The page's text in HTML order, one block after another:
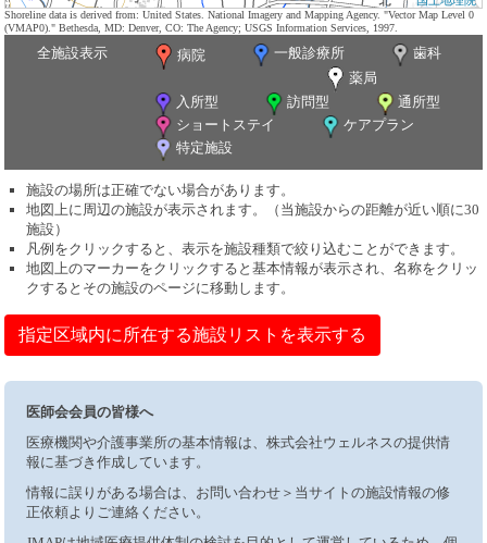
Shoreline data is derived from: United States. National Imagery and Mapping Agency. "Vector Map Level 0
(VMAP0)." Bethesda, MD: Denver, CO: The Agency; USGS Information Services, 1997.
全施設表示 病院 一般診療所
歯科
薬局
入所型
訪問型
通所型
ショートステイ
ケアプラン
特定施設
施設の場所は正確でない場合があります。
地図上に周辺の施設が表示されます。（当施設からの距離が近い順に30
施設）
凡例をクリックすると、表示を施設種類で絞り込むことができます。
地図上のマーカーをクリックすると基本情報が表示され、名称をクリッ
クするとその施設のページに移動します。
指定区域内に所在する施設リストを表示する
医師会会員の皆様へ
医療機関や介護事業所の基本情報は、株式会社ウェルネスの提供情
報に基づき作成しています。
情報に誤りがある場合は、お問い合わせ＞当サイトの施設情報の修
正依頼よりご連絡ください。